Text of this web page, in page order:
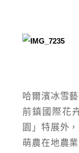
哈爾濱冰雪
前鎮國際花
園」特展外
萌農在地農